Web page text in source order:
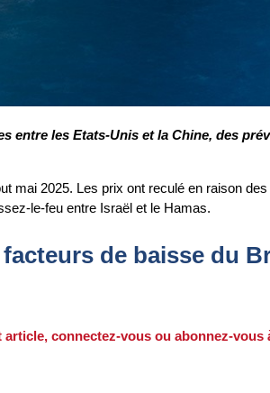
les Etats-Unis et la Chine, des
mai 2025. Les prix ont reculé en raison
le-feu entre Israël et le Hamas.
de baisse du
connectez-vous ou abonnez-vous